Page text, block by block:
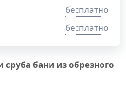
бесплатно
бесплатно
сруба бани из обрезного